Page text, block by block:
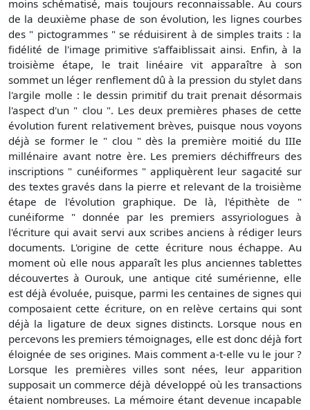
moins schématisé, mais toujours reconnaissable. Au cours
de la deuxième phase de son évolution, les lignes courbes
des " pictogrammes " se réduisirent à de simples traits : la
fidélité de l'image primitive s'affaiblissait ainsi. Enfin, à la
troisième étape, le trait linéaire vit apparaître à son
sommet un léger renflement dû à la pression du stylet dans
l'argile molle : le dessin primitif du trait prenait désormais
l'aspect d'un " clou ". Les deux premières phases de cette
évolution furent relativement brèves, puisque nous voyons
déjà se former le " clou " dès la première moitié du IIIe
millénaire avant notre ère. Les premiers déchiffreurs des
inscriptions " cunéiformes " appliquèrent leur sagacité sur
des textes gravés dans la pierre et relevant de la troisième
étape de l'évolution graphique. De là, l'épithète de "
cunéiforme " donnée par les premiers assyriologues à
l'écriture qui avait servi aux scribes anciens à rédiger leurs
documents. L'origine de cette écriture nous échappe. Au
moment où elle nous apparaît les plus anciennes tablettes
découvertes à Ourouk, une antique cité sumérienne, elle
est déjà évoluée, puisque, parmi les centaines de signes qui
composaient cette écriture, on en relève certains qui sont
déjà la ligature de deux signes distincts. Lorsque nous en
percevons les premiers témoignages, elle est donc déjà fort
éloignée de ses origines. Mais comment a-t-elle vu le jour ?
Lorsque les premières villes sont nées, leur apparition
supposait un commerce déjà développé où les transactions
étaient nombreuses. La mémoire étant devenue incapable